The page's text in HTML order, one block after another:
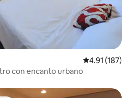
Calificación
4.91 (187)
con encanto urbano